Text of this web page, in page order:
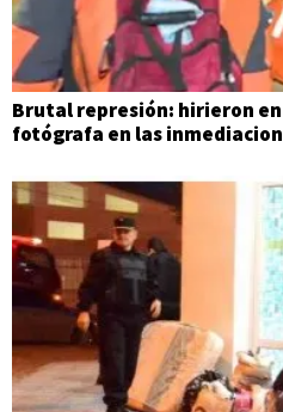
Brutal represión: hirieron en
fotógrafa en las